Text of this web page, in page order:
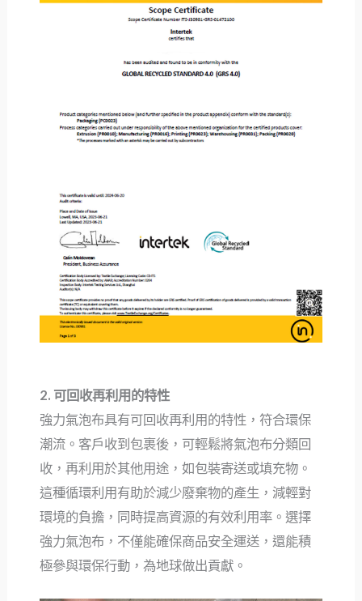
2. 可回收再利用的特性
強力氣泡布具有可回收再利用的特性，符合環保
潮流。客戶收到包裹後，可輕鬆將氣泡布分類回
收，再利用於其他用途，如包裝寄送或填充物。
這種循環利用有助於減少廢棄物的產生，減輕對
環境的負擔，同時提高資源的有效利用率。選擇
強力氣泡布，不僅能確保商品安全運送，還能積
極參與環保行動，為地球做出貢獻。